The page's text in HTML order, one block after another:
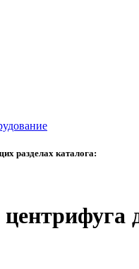
разделах каталога: